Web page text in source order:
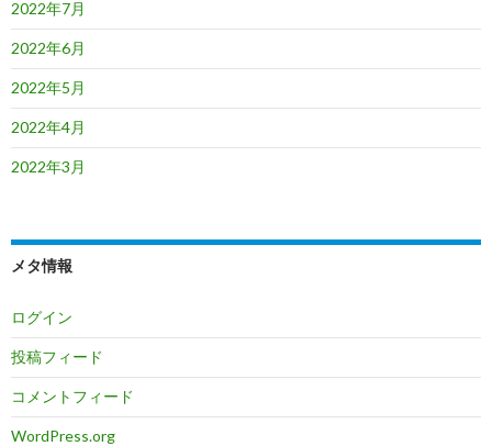
2022年7月
2022年6月
2022年5月
2022年4月
2022年3月
メタ情報
ログイン
投稿フィード
コメントフィード
WordPress.org